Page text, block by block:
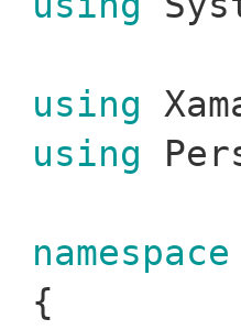
using
using
namespace
{